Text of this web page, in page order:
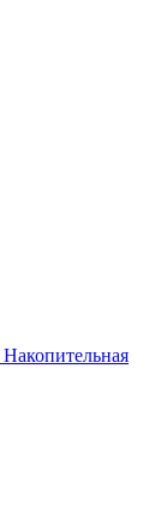
Накопительная